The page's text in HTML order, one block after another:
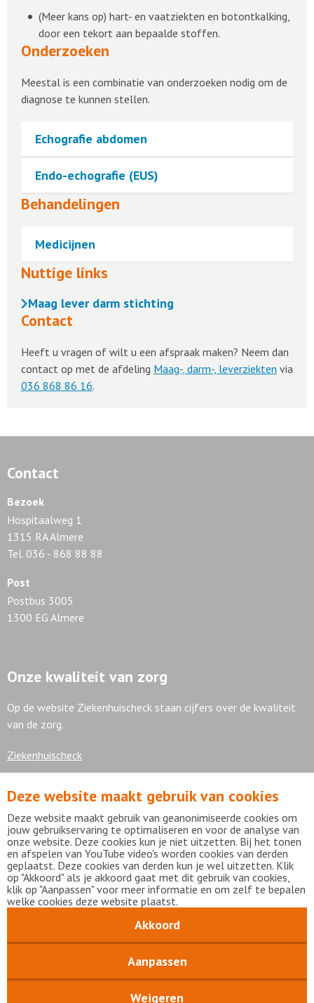
(Meer kans op) hart- en vaatziekten en botontkalking,
door een tekort aan bepaalde stoffen.
Onderzoeken
Meestal is een combinatie van onderzoeken nodig om de
diagnose te kunnen stellen.
Echografie abdomen
Endo-echografie (EUS)
Behandelingen
Medicijnen
Nuttige links
Maag lever darm stichting
Contact
Heeft u vragen of wilt u een afspraak maken? Neem dan
contact op met de afdeling Maag-, darm-, leverziekten via
036 868 86 16.
Contact
Bezoek
Hospitaalweg 1
1315 RA Almere
Tel. 036 - 868 88 88
Post
Postbus 3005
1300 EG Almere
Onze kwaliteit van zorg
Op de website Ziekenhuischeck staan cijfers over de kwaliteit
van de zorg.
Ziekenhuischeck
7,9
Bekijk alle waarderingen
DisclaimerPrivacy statementmijnFlevoziekenhuis
Copyright Flevoziekenhuis 2026
Deze website maakt gebruik van cookies
Deze website maakt gebruik van geanonimiseerde cookies om
jouw gebruikservaring te optimaliseren en voor de analyse van
onze website. Deze cookies kun je niet uitzetten. Bij het tonen
en afspelen van YouTube video's worden cookies van derden
geplaatst. Deze cookies van derden kun je wel uitzetten. Klik
op "Akkoord" als je akkoord gaat met dit gebruik van cookies,
klik op "Aanpassen" voor meer informatie en om zelf te bepalen
welke cookies deze website plaatst.
Akkoord
Aanpassen
Weigeren